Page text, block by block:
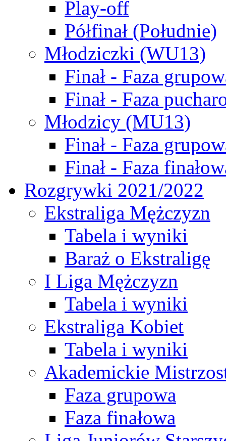
Play-off
Półfinał (Południe)
Młodziczki (WU13)
Finał - Faza
Finał - Faza
Młodzicy (MU13)
Finał - Faza
Finał - Faza
Rozgrywki 2021/2022
Ekstraliga Mężczyzn
Tabela i wyniki
Baraż o Ekstraligę
I Liga Mężczyzn
Tabela i wyniki
Ekstraliga Kobiet
Tabela i wyniki
Akademickie
Faza grupowa
Faza finałowa